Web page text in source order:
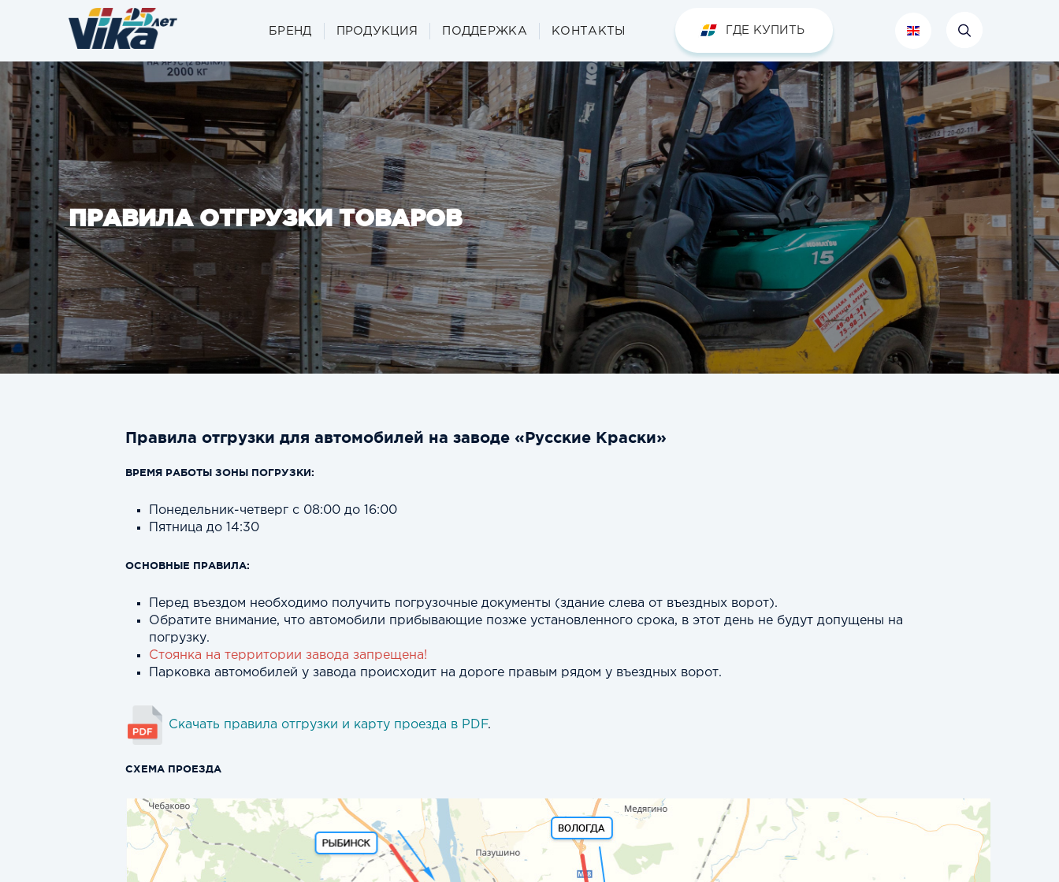
БРЕНД ПРОДУКЦИЯ ПОДДЕРЖКА КОНТАКТЫ ГДЕ КУПИТЬ
ПРАВИЛА ОТГРУЗКИ ТОВАРОВ
Правила отгрузки для автомобилей на заводе «Русские Краски»
ВРЕМЯ РАБОТЫ ЗОНЫ ПОГРУЗКИ:
Понедельник-четверг с 08:00 до 16:00
Пятница до 14:30
ОСНОВНЫЕ ПРАВИЛА:
Перед въездом необходимо получить погрузочные документы (здание слева от въездных ворот).
Обратите внимание, что автомобили прибывающие позже установленного срока, в этот день не будут допущены на
погрузку.
Стоянка на территории завода запрещена!
Парковка автомобилей у завода происходит на дороге правым рядом у въездных ворот.
Скачать правила отгрузки и карту проезда в PDF.
СХЕМА ПРОЕЗДА